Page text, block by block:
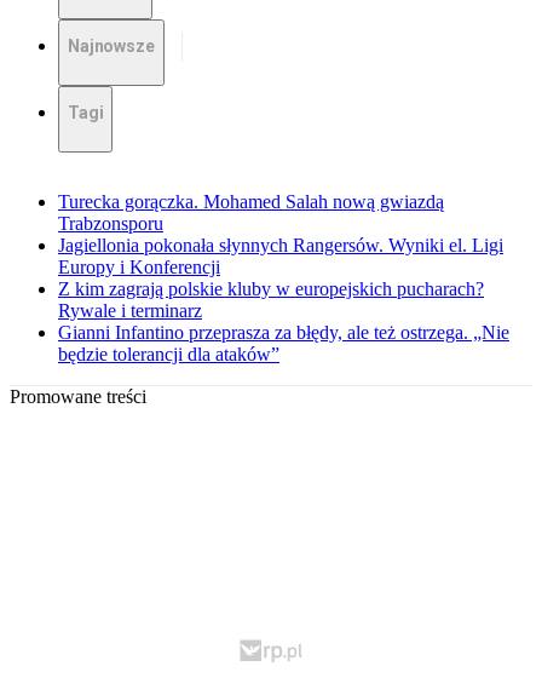
Najnowsze
Tagi
Turecka gorączka. Mohamed Salah nową gwiazdą
Trabzonsporu
Jagiellonia pokonała słynnych Rangersów. Wyniki el. Ligi
Europy i Konferencji
Z kim zagrają polskie kluby w europejskich pucharach?
Rywale i terminarz
Gianni Infantino przeprasza za błędy, ale też ostrzega. „Nie
będzie tolerancji dla ataków”
Promowane treści